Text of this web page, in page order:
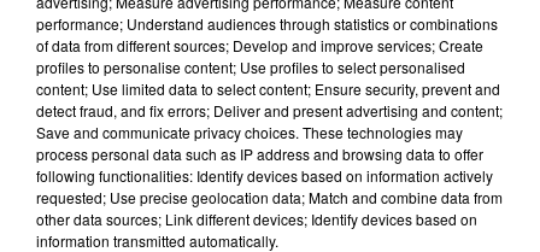
performance; Understand audiences through statistics or combinations
of data from different sources; Develop and improve services; Create
profiles to personalise content; Use profiles to select personalised
content; Use limited data to select content; Ensure security, prevent and
detect fraud, and fix errors; Deliver and present advertising and content;
Save and communicate privacy choices. These technologies may
process personal data such as IP address and browsing data to offer
following functionalities: Identify devices based on information actively
requested; Use precise geolocation data; Match and combine data from
other data sources; Link different devices; Identify devices based on
information transmitted automatically.